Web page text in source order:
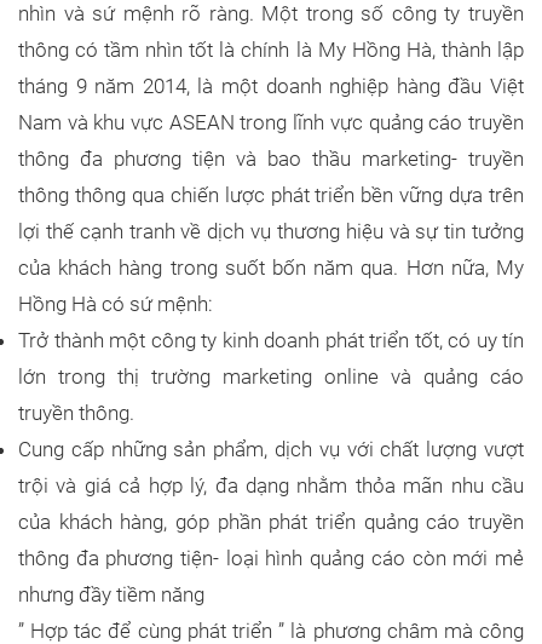
nhìn và sứ mệnh rõ ràng. Một trong số công ty truyền
thông có tầm nhìn tốt là chính là My Hồng Hà, thành lập
tháng 9 năm 2014, là một doanh nghiệp hàng đầu Việt
Nam và khu vực ASEAN trong lĩnh vực quảng cáo truyền
thông đa phương tiện và bao thầu marketing- truyền
thông thông qua chiến lược phát triển bền vững dựa trên
lợi thế cạnh tranh về dịch vụ thương hiệu và sự tin tưởng
của khách hàng trong suốt bốn năm qua. Hơn nữa, My
Hồng Hà có sứ mệnh:
Trở thành một công ty kinh doanh phát triển tốt, có uy tín
lớn trong thị trường marketing online và quảng cáo
truyền thông.
Cung cấp những sản phẩm, dịch vụ với chất lượng vượt
trội và giá cả hợp lý, đa dạng nhằm thỏa mãn nhu cầu
của khách hàng, góp phần phát triển quảng cáo truyền
thông đa phương tiện- loại hình quảng cáo còn mới mẻ
nhưng đầy tiềm năng
” Hợp tác để cùng phát triển ” là phương châm mà công